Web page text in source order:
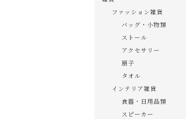
ファッション雑貨
バッグ・小物類
ストール
アクセサリー
扇子
タオル
インテリア雑貨
食器・日用品類
スピーカー